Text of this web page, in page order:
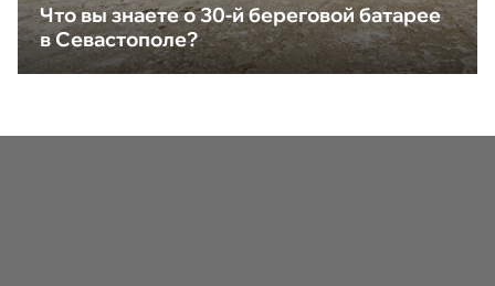
Что вы знаете о 30-й береговой батарее
в Севастополе?